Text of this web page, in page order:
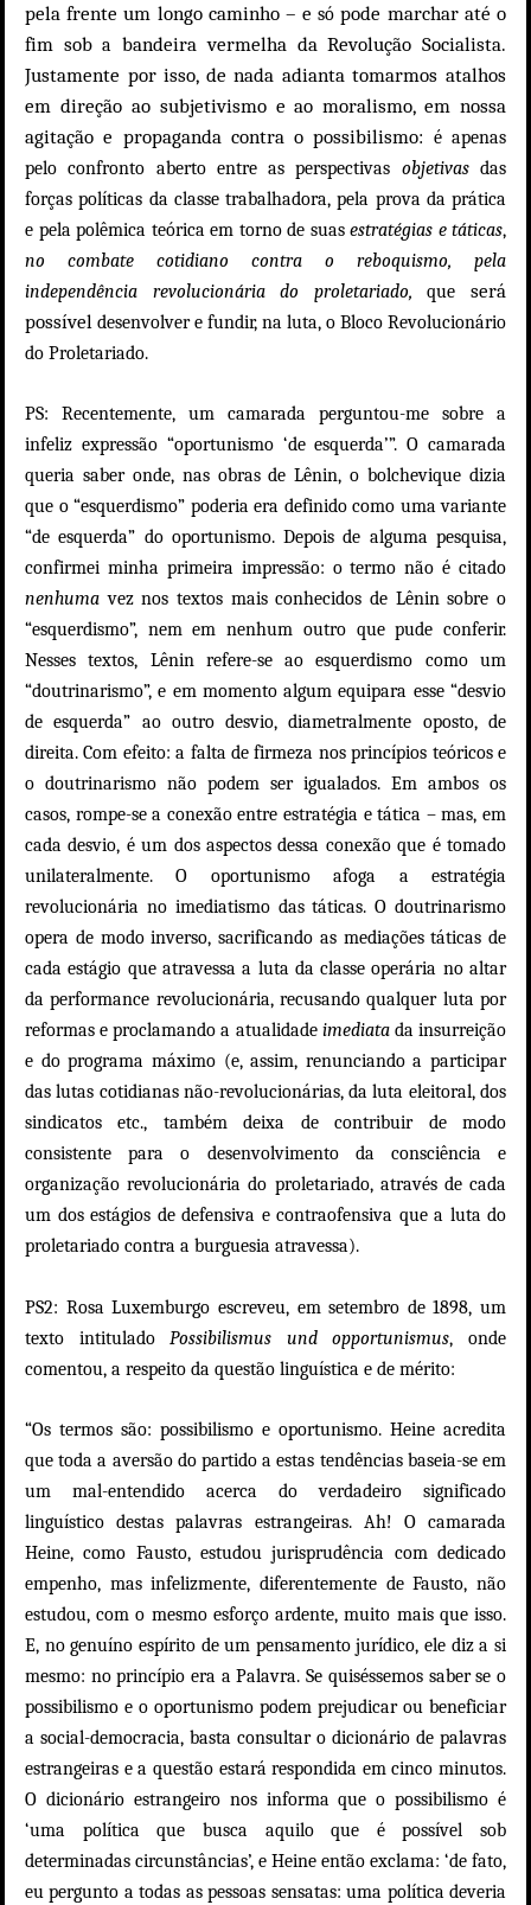
pela frente um longo caminho – esópode marchar até o
fim sobabandeira vermelha da Revolução Socialista.
Justamente por isso, de nada adianta tomarmos atalhos
em direção ao subjetivismo e ao moralismo, em nossa
agitação e propaganda contra o possibilismo: é apenas
pelo confronto aberto entre as perspectivas objetivasdas
forças políticas da classe trabalhadora, pela prova da prática
e pela polêmica teórica em torno de suasestratégias e táticas,
no combate cotidiano contra o reboquismo, pela
independência revolucionária do proletariado,queserá
possível desenvolver e fundir, na luta, o Bloco Revolucionário
do Proletariado.
PS: Recentemente, um camarada perguntou-me sobre a
infeliz expressão “oportunismo ‘de esquerda’”. O camarada
queria saber onde, nasobrasde Lênin,o bolchevique dizia
que o “esquerdismo” poderia era definido como uma variante
“de esquerda” do oportunismo. Depois de alguma pesquisa,
confirmei minha primeira impressão: o termo não é citado
nenhumavez nos textos mais conhecidos de Lênin sobre o
“esquerdismo”, nem em nenhum outro que pude conferir.
Nesses textos, Lênin refere-se ao esquerdismo como um
“doutrinarismo”, e em momento algum equipara esse “desvio
de esquerda” ao outro desvio, diametralmente oposto, de
direita.Com efeito: a falta de firmeza nos princípios teóricos e
o doutrinarismo não podem ser igualados. Em ambos os
casos, rompe-se a conexão entre estratégia e tática – mas, em
cada desvio, é um dos aspectos dessa conexãoque é tomado
unilateralmente. O oportunismoafoga a estratégia
revolucionária no imediatismo dastáticas.O doutrinarismo
opera de modo inverso, sacrificando as mediações táticas de
cada estágio que atravessa a luta da classe operária no altar
daperformance revolucionária,recusando qualquer luta por
reformas e proclamandoa atualidade imediatada insurreição
e do programa máximo (e, assim, renunciando a participar
das lutas cotidianas não-revolucionárias, da luta eleitoral, dos
sindicatos etc., também deixa de contribuir de modo
consistente para o desenvolvimento da consciência e
organização revolucionária do proletariado, através de cada
um dos estágios de defensiva e contraofensiva que a luta do
proletariado contra a burguesia atravessa).
PS2: Rosa Luxemburgo escreveu, em setembro de 1898, um
texto intituladoPossibilismus und opportunismus, onde
comentou, a respeito da questão linguística e de mérito:
“Os termos são: possibilismo e oportunismo. Heine acredita
que toda a aversão do partido a estas tendências baseia-se em
um mal-entendido acerca do verdadeiro significado
linguístico destas palavras estrangeiras. Ah! O camarada
Heine, como Fausto, estudou jurisprudência com dedicado
empenho, mas infelizmente, diferentemente de Fausto, não
estudou, com o mesmo esforço ardente, muito mais que isso.
E, no genuíno espírito de um pensamento jurídico, ele diz a si
mesmo: no princípio era a Palavra. Se quiséssemos saber se o
possibilismo e o oportunismo podem prejudicar ou beneficiar
a social-democracia, basta consultar o dicionário de palavras
estrangeiras e a questão estará respondida em cinco minutos.
O dicionário estrangeiro nos informa que o possibilismo é
‘uma política que busca aquilo que é possível sob
determinadas circunstâncias’, e Heine então exclama: ‘de fato,
eu pergunto a todas as pessoas sensatas: uma política deveria